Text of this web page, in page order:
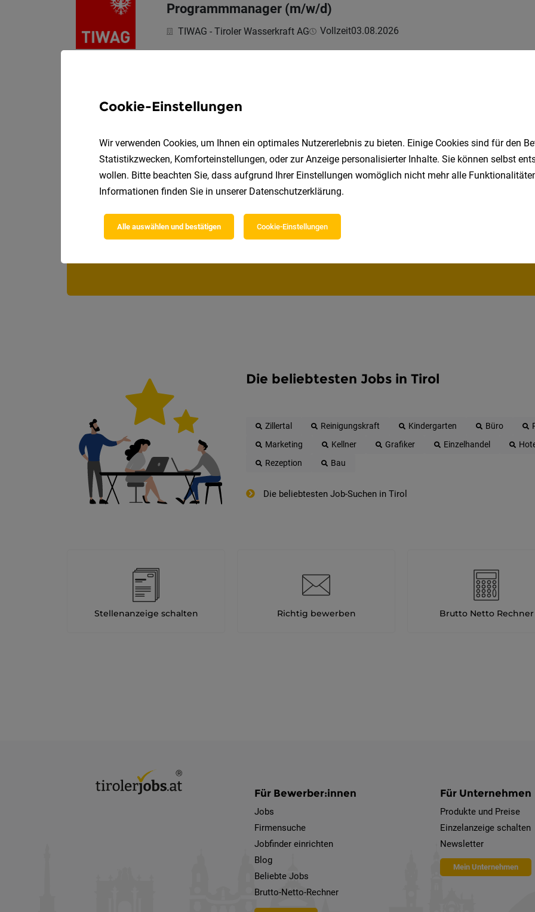
Programmmanager (m/w/d)
TIWAG - Tiroler Wasserkraft AG Vollzeit03.08.2026
Speichere deine Suche als
Die beliebtesten Jobs in Tirol
Zillertal Reinigungskraft Kindergarten Büro
Marketing
Kellner Grafiker Einzelhandel
Rezeption
Bau
Die beliebtesten Job-Suchen in Tirol
Stellenanzeige schalten Richtig bewerben Brutto Netto Rechner
Für Bewerber:innen
Jobs
Firmensuche
Jobfinder einrichten
Blog
Beliebte Jobs
Brutto-Netto-Rechner
Für Unternehmen
Produkte und Preise
Einzelanzeige schalten
Newsletter
Mein Unternehmen
Cookie-Einstellungen
Wir verwenden Cookies, um Ihnen ein optimales Nutzererlebnis zu bieten. Einige Cookies sind für den
Statistikzwecken, Komforteinstellungen, oder zur Anzeige personalisierter Inhalte. Sie können selbst
wollen. Bitte beachten Sie, dass aufgrund Ihrer Einstellungen womöglich nicht mehr alle
Informationen finden Sie in unserer Datenschutzerklärung.
Alle auswählen und bestätigen Cookie-Einstellungen